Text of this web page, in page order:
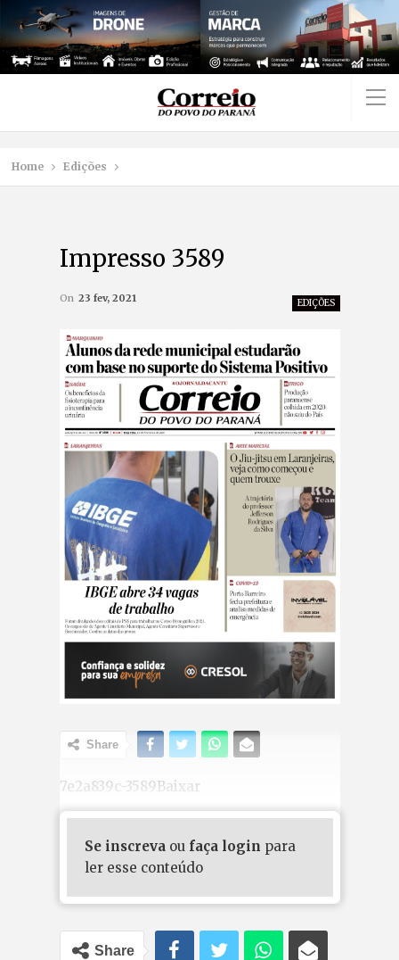
Home Edições
Impresso 3589
EDIÇÕES
On 23 fev, 2021
Share
7e2a839c-3589Baixar
Se inscrevaou faça login para
ler esse conteúdo
Share